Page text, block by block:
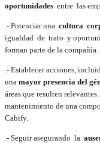
oportunidades entre las
.- Potenciar una cultura
igualdad de trato y
forman parte de la compañía.
.- Establecer acciones,
una mayor presencia del
áreas que resulten
mantenimiento de una
Cabify.
.- Seguir asegurando la